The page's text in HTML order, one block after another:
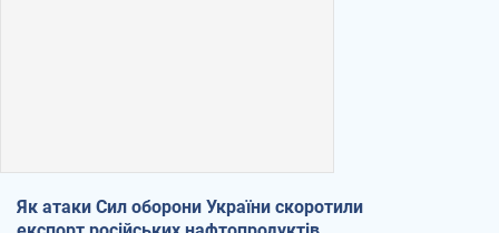
Як атаки Сил оборони України скоротили